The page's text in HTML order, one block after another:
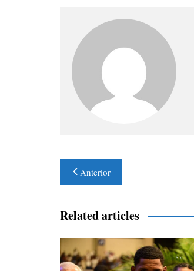
Navegación
de
entradas
Anterior
Related articles